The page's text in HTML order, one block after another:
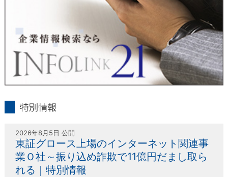
〒802-0004 北九州市小倉北区鍛冶町2丁目5-11（第一東経ビ
フリーダイヤル 0120-55-9986
受付時間 平日9：00～17：00
2026年8月5日 公開
東証グロース上場のインターネット関連事
業Ｏ社～振り込め詐欺で11億円だまし取ら
れる｜特別情報